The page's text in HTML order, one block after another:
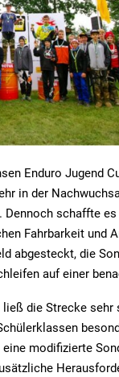
Enduro Jugend
in der
schaffte
Fahrbarkeit und
abgesteckt, die
auf einer
ließ die Strecke
modifizierte